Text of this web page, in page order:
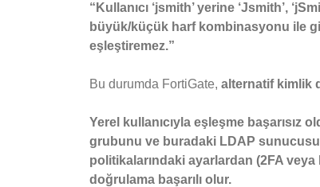
“Kullanıcı ‘jsmith’ yerine ‘Jsmith’,
büyük/küçük harf kombinasyonu ile
eşleştiremez.”
Bu durumda FortiGate, alternatif kimlik
Yerel kullanıcıyla eşleşme başarısız
grubunu ve buradaki LDAP
politikalarındaki ayarlardan (2FA veya
doğrulama başarılı olur.